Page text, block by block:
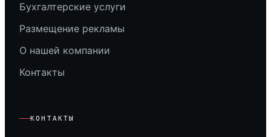
Бухгалтерские услуги
Размещение рекламы
О нашей компании
Контакты
КОНТАКТЫ